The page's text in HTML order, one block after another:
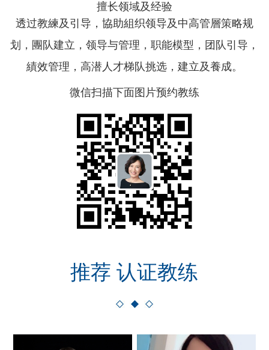
擅长领域及经验
透过教練及引导，協助組织领导及中高管層策略规
划，團队建立，领导与管理，职能模型，团队引导，
績效管理，高潜人才梯队挑选，建立及養成。
微信扫描下面图片预约教练
推荐 认证教练